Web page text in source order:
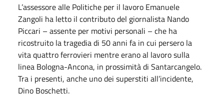
L’assessore alle Politiche per il lavoro Emanuele
Zangoli ha letto il contributo del giornalista Nando
Piccari – assente per motivi personali – che ha
ricostruito la tragedia di 50 anni fa in cui persero la
vita quattro ferrovieri mentre erano al lavoro sulla
linea Bologna-Ancona, in prossimità di Santarcangelo.
Tra i presenti, anche uno dei superstiti all’incidente,
Dino Boschetti.